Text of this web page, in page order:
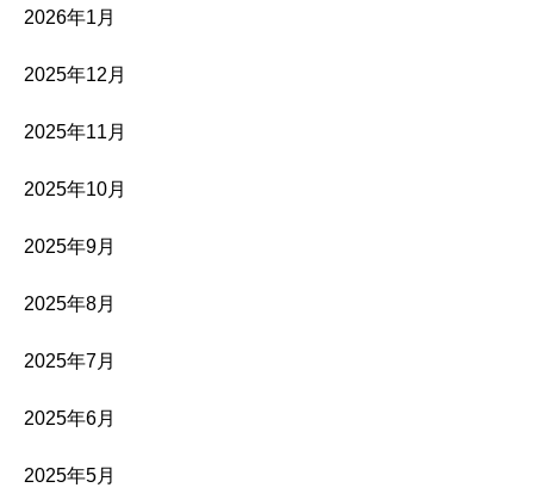
2026年1月
2025年12月
2025年11月
2025年10月
2025年9月
2025年8月
2025年7月
2025年6月
2025年5月